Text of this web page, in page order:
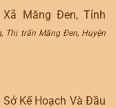
Măng Đen, Tỉnh
Thị trấn Măng Đen, Huyện
Kế Hoạch Và Đầu